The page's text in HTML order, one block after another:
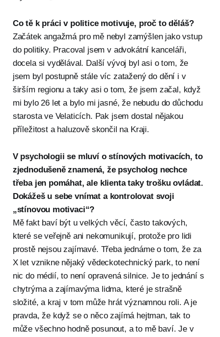
Co tě k práci v politice motivuje, proč to děláš?
Začátek angažmá pro mě nebyl zamýšlen jako vstup
do politiky. Pracoval jsem v advokátní kanceláři,
docela si vydělával. Další vývoj byl asi o tom, že
jsem byl postupně stále víc zatažený do dění i v
širším regionu a taky asi o tom, že jsem začal, když
mi bylo 26 let a bylo mi jasné, že nebudu do důchodu
starosta ve Velaticích. Pak jsem dostal nějakou
příležitost a haluzově skončil na Kraji.
V psychologii se mluví o stínových motivacích, to
zjednodušeně znamená, že psycholog nechce
třeba jen pomáhat, ale klienta taky trošku ovládat.
Dokážeš u sebe vnímat a kontrolovat svoji
„stínovou motivaci“?
Mě fakt baví být u velkých věcí, často takových,
které se veřejně ani nekomunikují, protože pro lidi
prostě nejsou zajímavé. Třeba jednáme o tom, že za
X let vznikne nějaký vědeckotechnický park, to není
nic do médií, to není opravená silnice. Je to jednání s
chytrýma a zajímavýma lidma, které je strašně
složité, a kraj v tom může hrát významnou roli. A je
pravda, že když se o něco zajímá hejtman, tak to
může všechno hodně posunout, a to mě baví. Je v